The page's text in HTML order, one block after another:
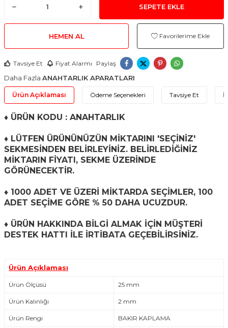
SEPETE EKLE
HEMEN AL Favorilerime Ekle
Tavsiye Et Fiyat Alarmı Paylaş
Daha Fazla ANAHTARLIK APARATLARI
Ürün Açıklaması Ödeme Seçenekleri Tavsiye Et
♦ ÜRÜN KODU : ANAHTARLIK
♦ LÜTFEN ÜRÜNÜNÜZÜN MİKTARINI 'SEÇİNİZ'
SEKMESİNDEN BELİRLEYİNİZ. BELİRLEDİĞİNİZ
MİKTARIN FİYATI, SEKME ÜZERİNDE
GÖRÜNECEKTİR.
♦ 1000 ADET VE ÜZERİ MİKTARDA SEÇİMLER, 100
ADET SEÇİME GÖRE % 50 DAHA UCUZDUR.
♦ ÜRÜN HAKKINDA BİLGİ ALMAK İÇİN MÜŞTERİ
DESTEK HATTI İLE İRTİBATA GEÇEBİLİRSİNİZ.
Ürün Açıklaması
Ürün Ölçüsü 25 mm
Ürün Kalınlığı 2 mm
Ürün Rengi BAKIR KAPLAMA